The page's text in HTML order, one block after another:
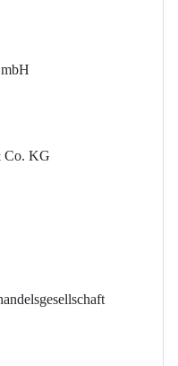
Co. KG